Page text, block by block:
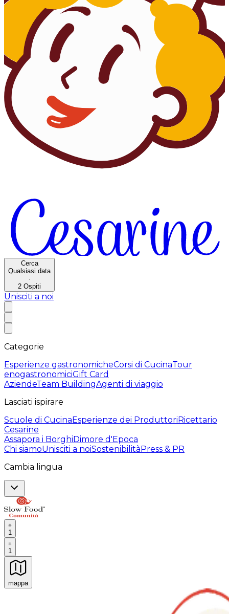
Cerca
Qualsiasi data
·
2 Ospiti
Unisciti a noi
Categorie
Esperienze gastronomicheCorsi di CucinaTour
enogastronomiciGift Card
AziendeTeam BuildingAgenti di viaggio
Lasciati ispirare
Scuole di CucinaEsperienze dei ProduttoriRicettario
Cesarine
Assapora i BorghiDimore d'Epoca
Chi siamoUnisciti a noiSostenibilitàPress & PR
Cambia lingua
1
1
mappa
Esperienze culinarie indimenticabili: Esperienze